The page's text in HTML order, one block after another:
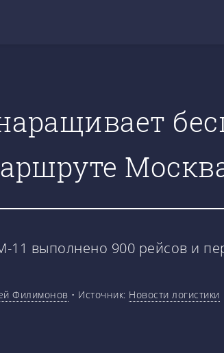
11 выполнено 900 рейсов и
Филимонов • Источник: Новости логистики